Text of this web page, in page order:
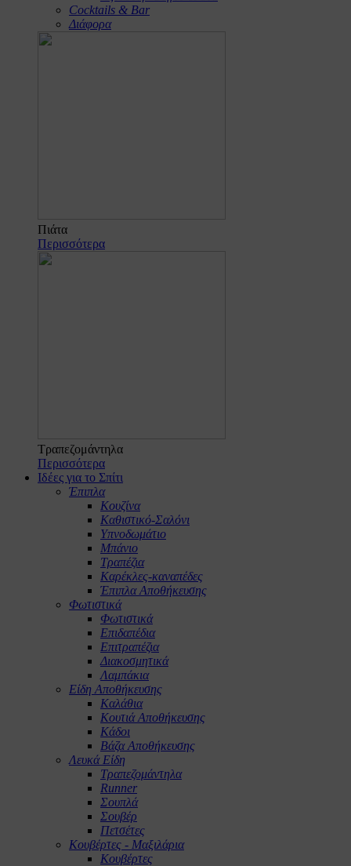
Cocktails & Bar
Διάφορα
Πιάτα
Περισσότερα
Τραπεζομάντηλα
Περισσότερα
Ιδέες για το Σπίτι
Έπιπλα
Κουζίνα
Καθιστικό-Σαλόνι
Υπνοδωμάτιο
Μπάνιο
Τραπέζια
Καρέκλες-καναπέδες
Έπιπλα Αποθήκευσης
Φωτιστικά
Φωτιστικά
Επιδαπέδια
Επιτραπέζια
Διακοσμητικά
Λαμπάκια
Είδη Αποθήκευσης
Καλάθια
Κουτιά Αποθήκευσης
Κάδοι
Βάζα Αποθήκευσης
Λευκά Είδη
Τραπεζομάντηλα
Runner
Σουπλά
Σουβέρ
Πετσέτες
Κουβέρτες - Μαξιλάρια
Κουβέρτες